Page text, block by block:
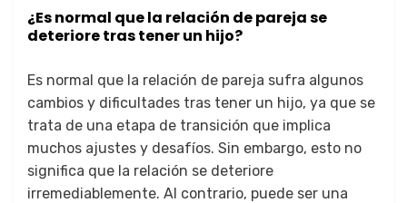
¿Es normal que la relación de pareja se
deteriore tras tener un hijo?
Es normal que la relación de pareja sufra algunos
cambios y dificultades tras tener un hijo, ya que se
trata de una etapa de transición que implica
muchos ajustes y desafíos. Sin embargo, esto no
significa que la relación se deteriore
irremediablemente. Al contrario, puede ser una